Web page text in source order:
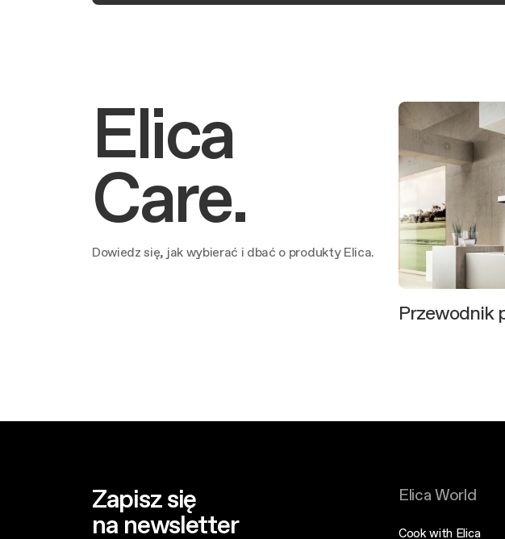
Elica
Care.
Dowiedz się, jak wybierać i dbać o produkty Elica.
Przewodnik
Zapisz się
na newsletter
Elica World
Cook with Elica